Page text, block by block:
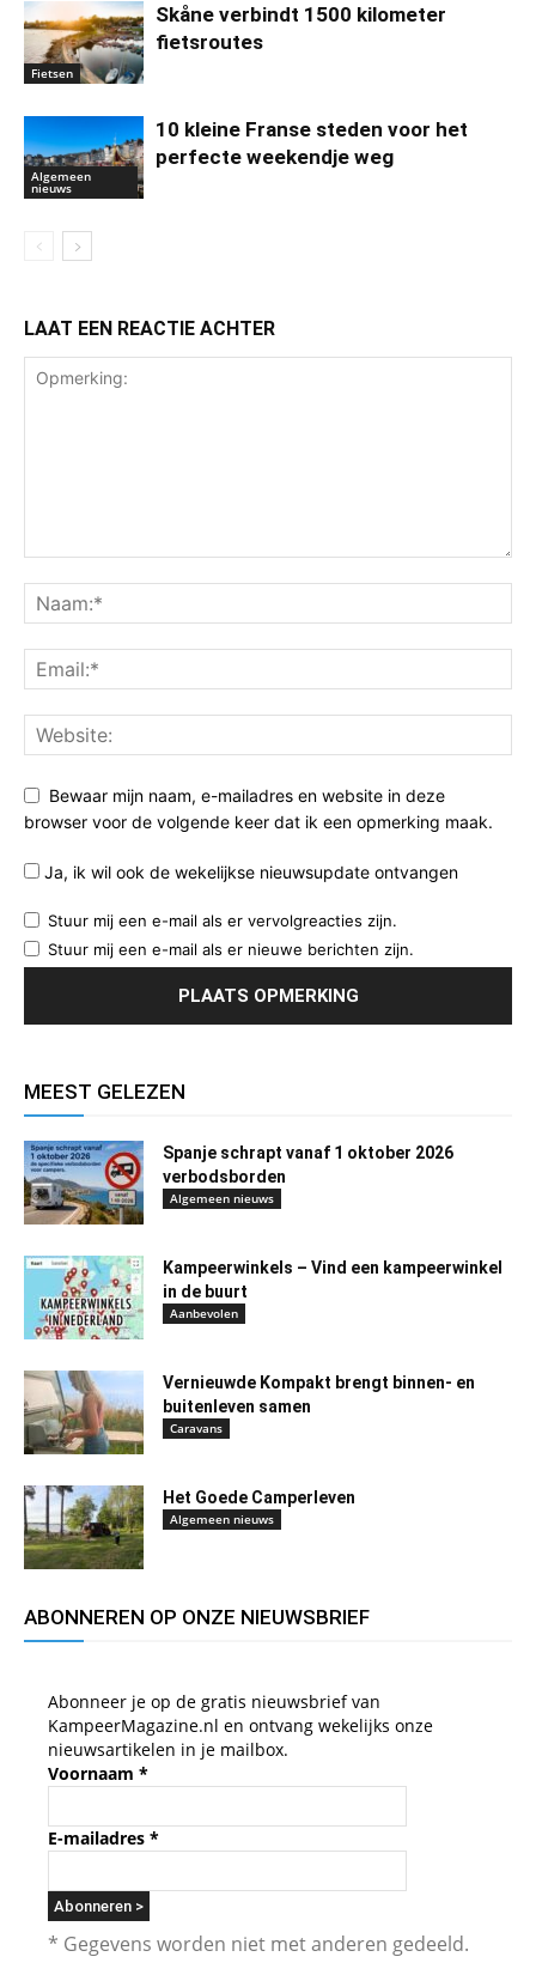
Fietsen
Skåne verbindt 1500 kilometer
fietsroutes
Algemeen
nieuws
10 kleine Franse steden voor het
perfecte weekendje weg
LAAT EEN REACTIE ACHTER
Bewaar mijn naam, e-mailadres en website in deze
browser voor de volgende keer dat ik een opmerking maak.
Ja, ik wil ook de wekelijkse nieuwsupdate ontvangen
Stuur mij een e-mail als er vervolgreacties zijn.
Stuur mij een e-mail als er nieuwe berichten zijn.
MEEST GELEZEN
Spanje schrapt vanaf 1 oktober 2026
verbodsborden
Algemeen nieuws
Kampeerwinkels – Vind een kampeerwinkel
in de buurt
Aanbevolen
Vernieuwde Kompakt brengt binnen- en
buitenleven samen
Caravans
Het Goede Camperleven
Algemeen nieuws
ABONNEREN OP ONZE NIEUWSBRIEF
Abonneer je op de gratis nieuwsbrief van
KampeerMagazine.nl en ontvang wekelijks onze
nieuwsartikelen in je mailbox.
Voornaam *
E-mailadres *
* Gegevens worden niet met anderen gedeeld.